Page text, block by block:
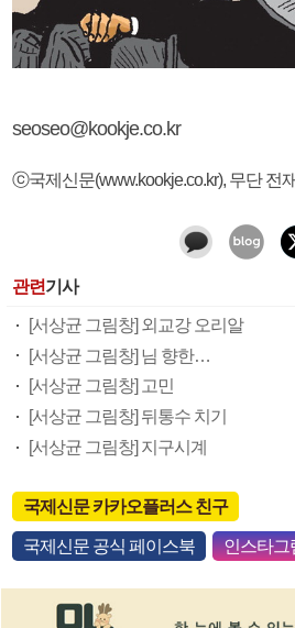
seoseo@kookje.co.kr
ⓒ국제신문(www.kookje.co.kr), 무단 전
관련기사
[서상균 그림창] 외교강 오리알
[서상균 그림창] 님 향한…
[서상균 그림창] 고민
[서상균 그림창] 뒤통수 치기
[서상균 그림창] 지구시계
국제신문 카카오플러스 친구
국제신문 공식 페이스북 인스타그